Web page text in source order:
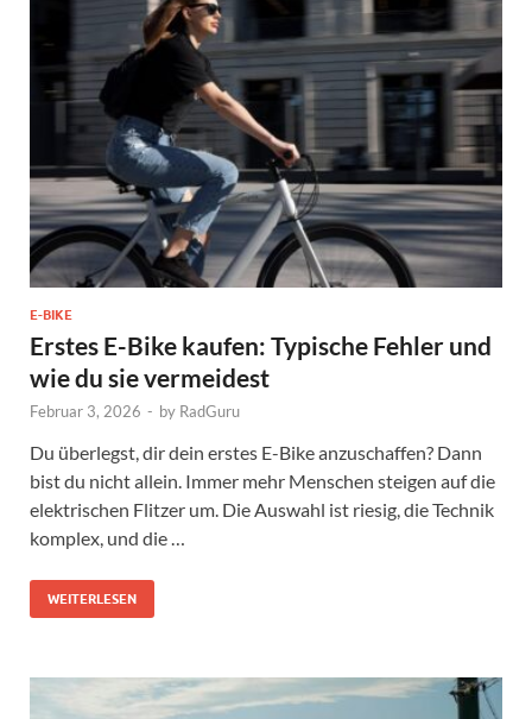
E-BIKE
Erstes E-Bike kaufen: Typische Fehler und
wie du sie vermeidest
Februar 3, 2026 - by RadGuru
Du überlegst, dir dein erstes E-Bike anzuschaffen? Dann
bist du nicht allein. Immer mehr Menschen steigen auf die
elektrischen Flitzer um. Die Auswahl ist riesig, die Technik
komplex, und die …
WEITERLESEN